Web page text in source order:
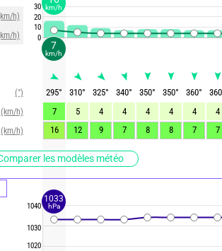
h)
h)
(°)
(km/h)
(km/h)
les modèles météo
30
20
10
0
1040
1030
1020
295° 310° 325° 340° 350° 350° 360°
360
7
5 4 4 4 4 4
4
16
12 9 7 8 8 7 7
7
km/h
km/h
1033
hPa